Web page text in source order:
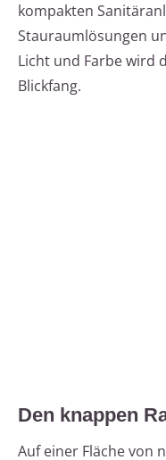
kompakten
Stauraumlösungen
Licht und Farbe wird
Blickfang.
Den knappen
Auf einer Fläche von